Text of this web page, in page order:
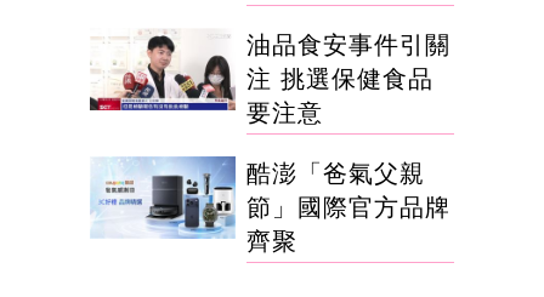
油品食安事件引關
注 挑選保健食品
要注意
酷澎「爸氣父親
節」國際官方品牌
齊聚